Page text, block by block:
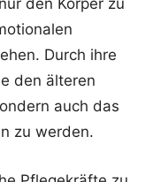
den Körper zu
Durch ihre
den älteren
auch das
zu werden.